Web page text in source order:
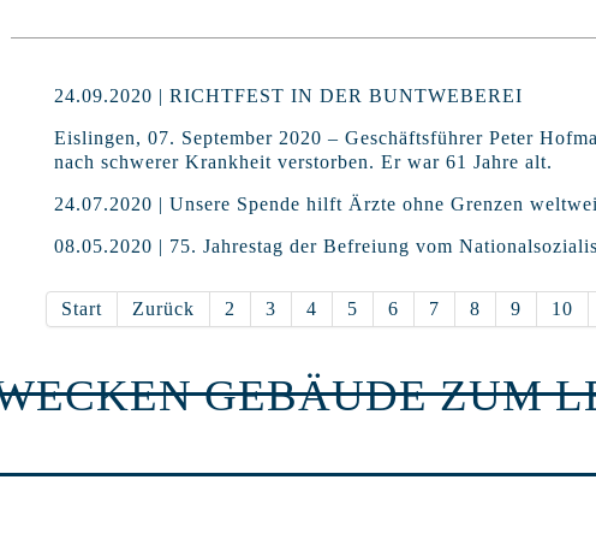
24.09.2020 | RICHTFEST IN DER BUNTWEBEREI
Eislingen, 07. September 2020 – Geschäftsführer Peter
nach schwerer Krankheit verstorben. Er war 61 Jahre alt.
24.07.2020 | Unsere Spende hilft Ärzte ohne Grenzen
08.05.2020 | 75. Jahrestag der Befreiung vom
Start Zurück 2 3 4 5 6 7 8 9 10
GEBÄUDE ZUM